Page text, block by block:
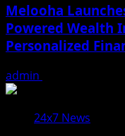
Melooha
Powered Wealth
Personalized
admin
24x7 News